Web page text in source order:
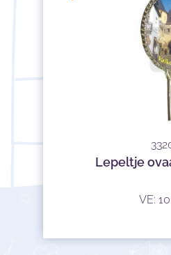
Lepeltje
VE: